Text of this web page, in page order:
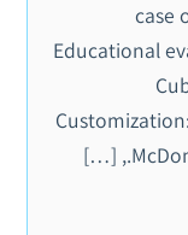
case
Educational
23-